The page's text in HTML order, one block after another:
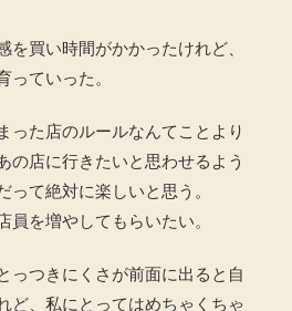
を買い時間がかかったけれど、
っていった。
った店のルールなんてことより
の店に行きたいと思わせるよう
って絶対に楽しいと思う。
員を増やしてもらいたい。
っつきにくさが前面に出ると自
ど、私にとってはめちゃくちゃ